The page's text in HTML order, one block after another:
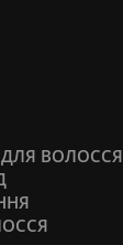
ВОЛОССЯ